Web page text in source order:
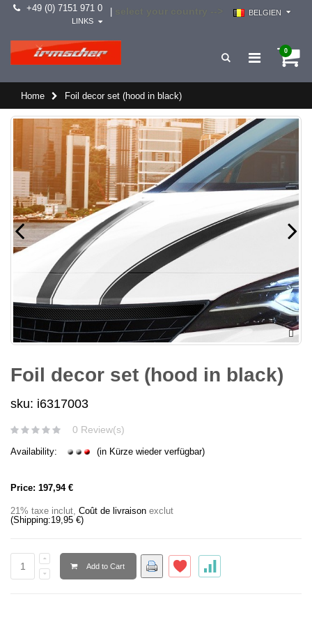
+49 (0) 7151 971 0
BELGIEN
LINKS
0
Home Foil decor set (hood in black)
Foil decor set (hood in black)
sku: i6317003
0 Review(s)
Availability: (in Kürze wieder verfügbar)
Price: 197,94 €
21% taxe inclut, Coût de livraison exclut
(Shipping:19,95 €)
Add to Cart